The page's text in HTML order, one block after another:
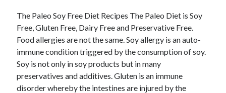
The Paleo Soy Free Diet Recipes The Paleo Diet is Soy
Free, Gluten Free, Dairy Free and Preservative Free.
Food allergies are not the same. Soy allergy is an auto-
immune condition triggered by the consumption of soy.
Soy is not only in soy products but in many
preservatives and additives. Gluten is an immune
disorder whereby the intestines are injured by the